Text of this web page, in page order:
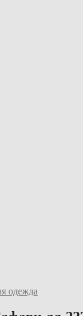
одежда